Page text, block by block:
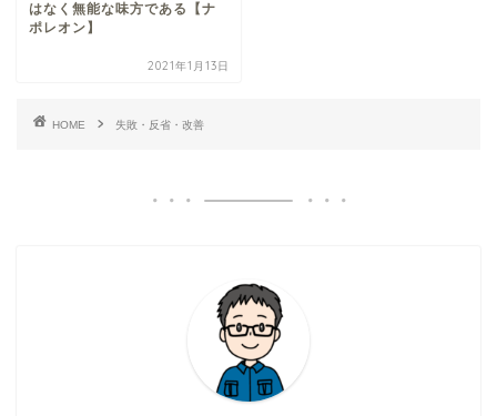
はなく無能な味方である【ナ
ポレオン】
2021年1月13日
HOME 失敗・反省・改善